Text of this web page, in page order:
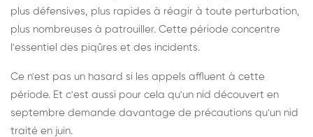
plus défensives, plus rapides à réagir à toute perturbation,
plus nombreuses à patrouiller. Cette période concentre
l'essentiel des piqûres et des incidents.
Ce n'est pas un hasard si les appels affluent à cette
période. Et c'est aussi pour cela qu'un nid découvert en
septembre demande davantage de précautions qu'un nid
traité en juin.